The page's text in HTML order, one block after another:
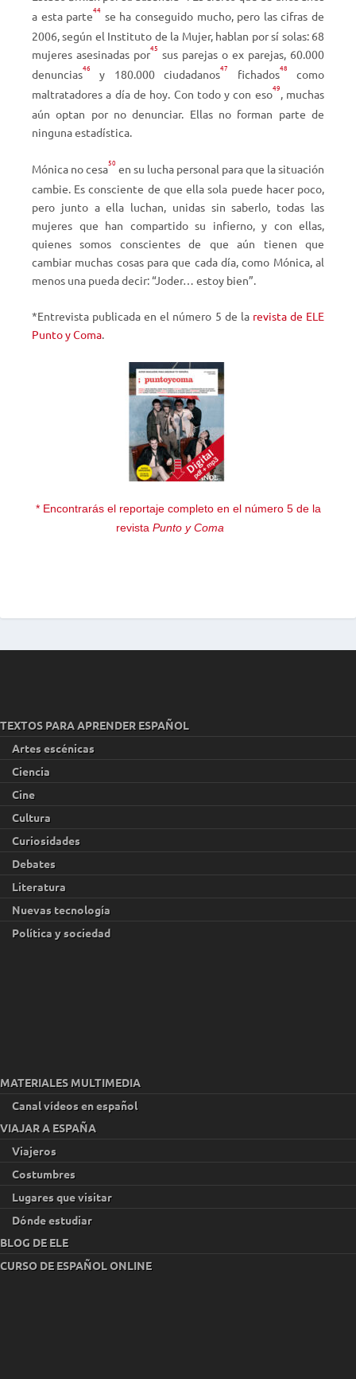
a esta parte44 se ha conseguido mucho, pero las cifras de
2006, según el Instituto de la Mujer, hablan por sí solas: 68
mujeres asesinadas por45 sus parejas o ex parejas, 60.000
denuncias46 y 180.000 ciudadanos47 fichados48
como
maltratadores a día de hoy. Con todo y con eso49, muchas
aún optan por no denunciar. Ellas no forman parte de
ninguna estadística.
Mónica no cesa50 en su lucha personal para que la situación
cambie. Es consciente de que ella sola puede hacer poco,
pero junto a ella luchan, unidas sin saberlo, todas las
mujeres que han compartido su infierno, y con ellas,
quienes somos conscientes de que aún tienen que
cambiar muchas cosas para que cada día, como Mónica, al
menos una pueda decir: “Joder… estoy bien”.
*Entrevista publicada en el número 5 de la revista de ELE
Punto y Coma.
* Encontrarás el reportaje completo en el número 5 de la
revista Punto y Coma
TEXTOS PARA APRENDER ESPAÑOL
Artes escénicas
Ciencia
Cine
Cultura
Curiosidades
Debates
Literatura
Nuevas tecnología
Política y sociedad
MATERIALES MULTIMEDIA
Canal vídeos en español
VIAJAR A ESPAÑA
Viajeros
Costumbres
Lugares que visitar
Dónde estudiar
BLOG DE ELE
CURSO DE ESPAÑOL ONLINE